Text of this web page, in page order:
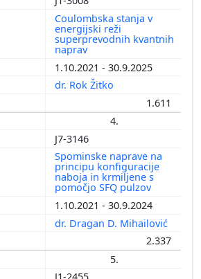
Coulombska stanja v
energijski reži
superprevodnih kvantnih
naprav
1.10.2021 - 30.9.2025
dr. Rok Žitko
1.611
4.
J7-3146
Spominske naprave na
principu konfiguracije
naboja in krmiljene s
pomočjo SFQ pulzov
1.10.2021 - 30.9.2024
dr. Dragan D. Mihailović
2.337
5.